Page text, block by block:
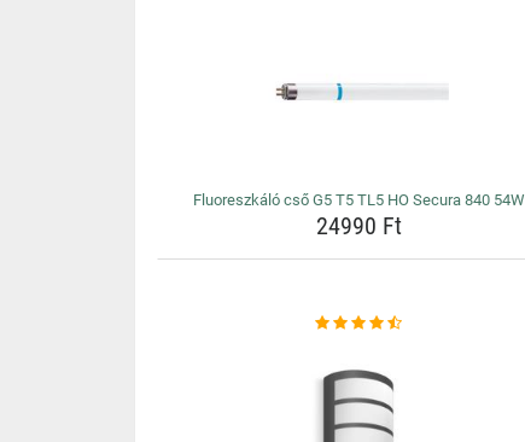
Fluoreszkáló cső G5 T5 TL5 HO Secura 840 54W
24990 Ft